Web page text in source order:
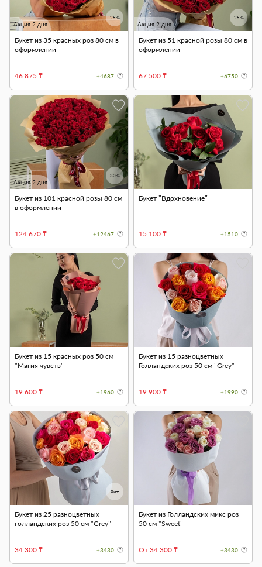
Акция 2 дня
25%
Букет из 35 красных роз 80 см в
оформлении
46 875 ₸ +4687
Акция 2 дня
25%
Букет из 51 красной розы 80 см в
оформлении
67 500 ₸ +6750
Акция 2 дня
30%
Букет из 101 красной розы 80 см
в оформлении
124 670 ₸ +12467
Букет "Вдохновение"
15 100 ₸ +1510
Букет из 15 красных роз 50 см
"Магия чувств"
19 600 ₸ +1960
Букет из 15 разноцветных
Голландских роз 50 см "Grey"
19 900 ₸ +1990
Хит
Букет из 25 разноцветных
голландских роз 50 см "Grey"
34 300 ₸ +3430
Букет из Голландских микс роз
50 см "Sweet"
От 34 300 ₸ +3430